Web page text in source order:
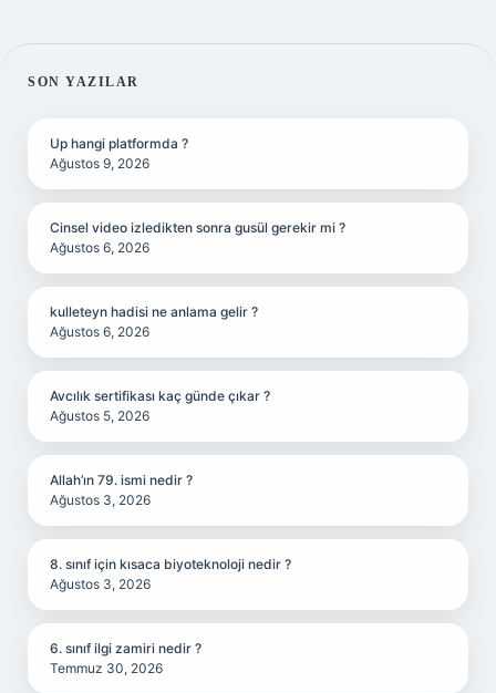
SIDEBAR
SON YAZILAR
Up hangi platformda ?
Ağustos 9, 2026
Cinsel video izledikten sonra gusül gerekir mi ?
Ağustos 6, 2026
kulleteyn hadisi ne anlama gelir ?
Ağustos 6, 2026
Avcılık sertifikası kaç günde çıkar ?
Ağustos 5, 2026
Allah’ın 79. ismi nedir ?
Ağustos 3, 2026
8. sınıf için kısaca biyoteknoloji nedir ?
Ağustos 3, 2026
6. sınıf ilgi zamiri nedir ?
Temmuz 30, 2026